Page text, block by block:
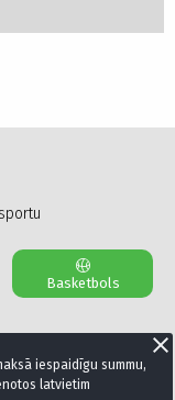
iespaidīgu summu,
latvietim
Basketbols
Kontakti